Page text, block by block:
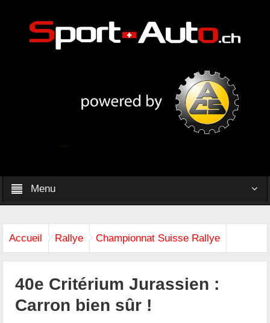
Menu
Accueil Rallye Championnat Suisse Rallye
40e Critérium Jurassien :
Carron bien sûr !